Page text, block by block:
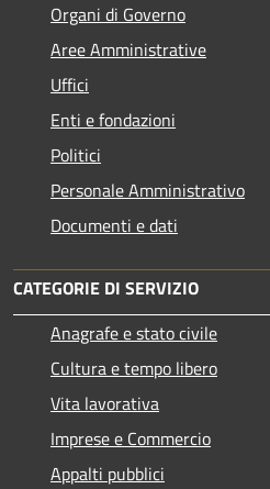
Organi di Governo
Aree Amministrative
Uffici
Enti e fondazioni
Politici
Personale Amministrativo
Documenti e dati
CATEGORIE DI SERVIZIO
Anagrafe e stato civile
Cultura e tempo libero
Vita lavorativa
Imprese e Commercio
Appalti pubblici